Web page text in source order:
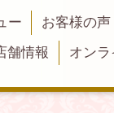
ー
お客様の声
舗情報 オン